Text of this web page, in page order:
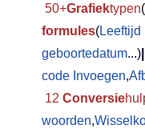
50+Grafiektypen(
formules(
geboortedatum...)
code Invoegen,
12 Conversie
woorden,